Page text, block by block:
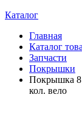
Каталог
Главная
Каталог
Запчасти
Покрышки
Покрышка 8
кол. вело